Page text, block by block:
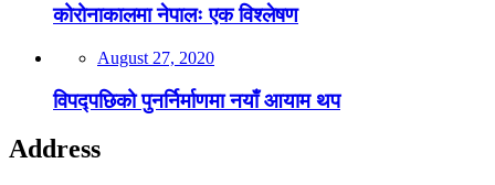
कोरोनाकालमा नेपालः एक विश्लेषण
August 27, 2020
विपद्पछिको पुनर्निर्माणमा नयाँ आयाम थप
Address